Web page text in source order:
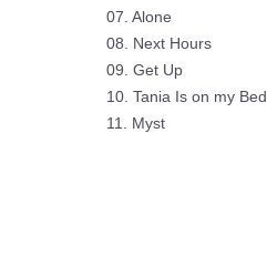
07. Alone
08. Next Hours
09. Get Up
10. Tania Is on my Bed
11. Myst